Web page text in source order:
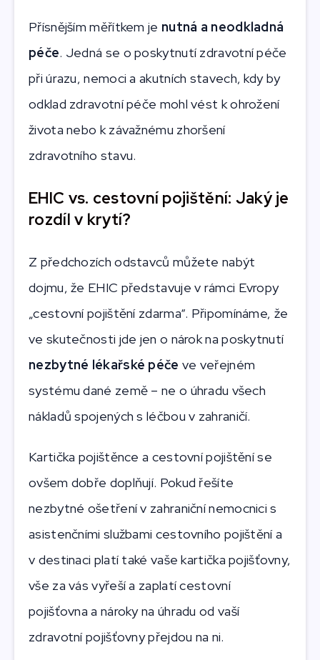
Přísnějším měřítkem je nutná a neodkladná
péče. Jedná se o poskytnutí zdravotní péče
při úrazu, nemoci a akutních stavech, kdy by
odklad zdravotní péče mohl vést k ohrožení
života nebo k závažnému zhoršení
zdravotního stavu.
EHIC vs. cestovní pojištění: Jaký je
rozdíl v krytí?
Z předchozích odstavců můžete nabýt
dojmu, že EHIC představuje v rámci Evropy
„cestovní pojištění zdarma“. Připomínáme, že
ve skutečnosti jde jen o nárok na poskytnutí
nezbytné lékařské péče ve veřejném
systému dané země – ne o úhradu všech
nákladů spojených s léčbou v zahraničí.
Kartička pojištěnce a cestovní pojištění se
ovšem dobře doplňují. Pokud řešíte
nezbytné ošetření v zahraniční nemocnici s
asistenčními službami cestovního pojištění a
v destinaci platí také vaše kartička pojišťovny,
vše za vás vyřeší a zaplatí cestovní
pojišťovna a nároky na úhradu od vaší
zdravotní pojišťovny přejdou na ni.